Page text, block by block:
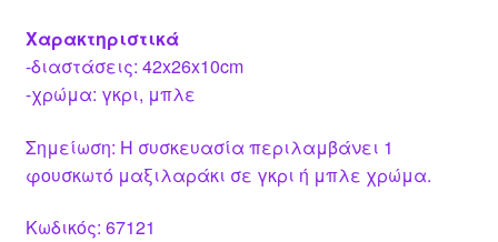
Χαρακτηριστικά
-διαστάσεις: 42x26x10cm
-χρώμα: γκρι, μπλε
Σημείωση: Η συσκευασία περιλαμβάνει 1
φουσκωτό μαξιλαράκι σε γκρι ή μπλε χρώμα.
Κωδικός: 67121